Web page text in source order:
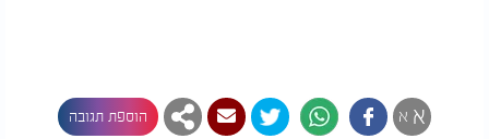
א א הוספת תגובה